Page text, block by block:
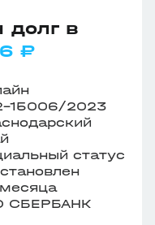
долг в
₽
15006/2023
статус
СБЕРБАНК